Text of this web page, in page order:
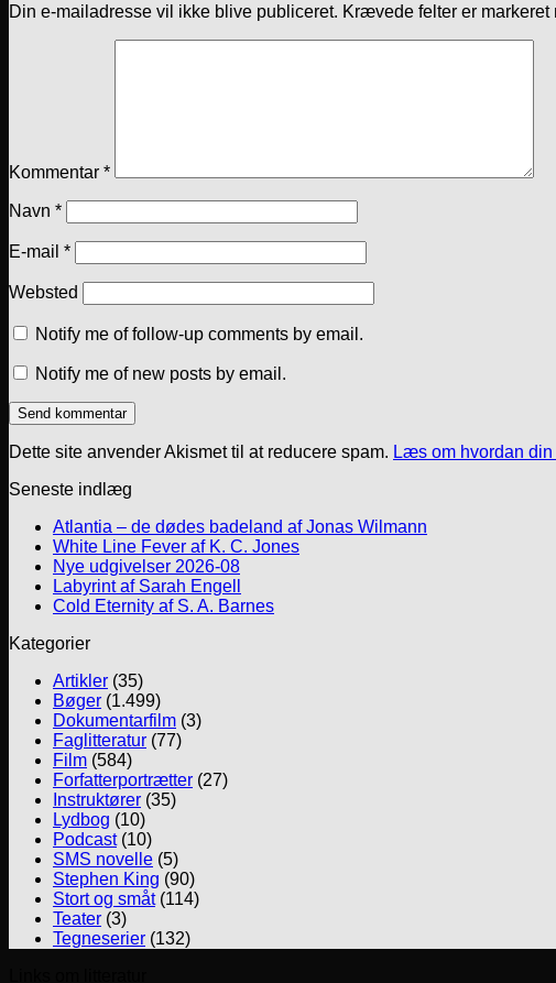
Din e-mailadresse vil ikke blive publiceret. Krævede felter er markeret
Kommentar *
Navn *
E-mail *
Websted
Notify me of follow-up comments by email.
Notify me of new posts by email.
Dette site anvender Akismet til at reducere spam. Læs om hvordan
Seneste indlæg
Atlantia – de dødes badeland af Jonas Wilmann
White Line Fever af K. C. Jones
Nye udgivelser 2026-08
Labyrint af Sarah Engell
Cold Eternity af S. A. Barnes
Kategorier
Artikler (35)
Bøger (1.499)
Dokumentarfilm (3)
Faglitteratur (77)
Film (584)
Forfatterportrætter (27)
Instruktører (35)
Lydbog (10)
Podcast(10)
SMS novelle (5)
Stephen King (90)
Stort og småt(114)
Teater (3)
Tegneserier (132)